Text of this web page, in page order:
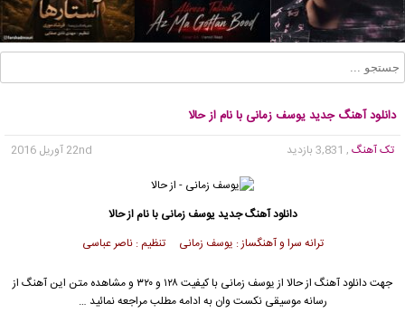
دانلود آهنگ جدید یوسف زمانی با نام از حالا
تک آهنگ , 3,831 بازدید 22nd آوریل 2016
دانلود آهنگ جدیدیوسف زمانی با نام از حالا
ترانه سرا و آهنگساز : یوسف زمانی تنظیم : ناصر عباسی
جهت دانلود آهنگ از حالا از یوسف زمانی
با کیفیت ۱۲۸ و ۳۲۰ و مشاهده متن این آهنگ از
رسانه موسیقی نکست وان به ادامه مطلب مراجعه نمائید …